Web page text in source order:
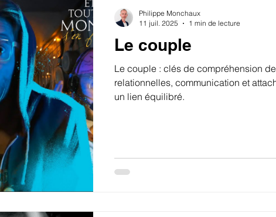
Le couple
Le couple : clés de compréhension
relationnelles, communication et
un lien équilibré.
Philippe Monchaux
11 juil. 2025
1 min de lecture